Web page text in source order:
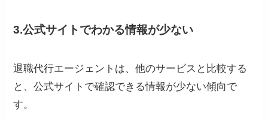
3.公式サイトでわかる情報が少ない
退職代行エージェントは、他のサービスと比較する
と、公式サイトで確認できる情報が少ない傾向で
す。